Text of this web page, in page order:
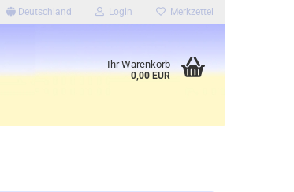
Deutschland Login Merkzettel
Ihr Warenkorb
0,00 EUR